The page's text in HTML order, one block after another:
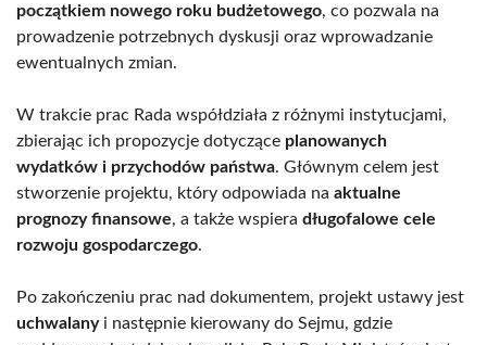
początkiem nowego roku budżetowego, co pozwala na
prowadzenie potrzebnych dyskusji oraz wprowadzanie
ewentualnych zmian.
W trakcie prac Rada współdziała z różnymi instytucjami,
zbierając ich propozycje dotyczące planowanych
wydatków i przychodów państwa. Głównym celem jest
stworzenie projektu, który odpowiada na aktualne
prognozy finansowe, a także wspiera długofalowe cele
rozwoju gospodarczego.
Po zakończeniu prac nad dokumentem, projekt ustawy jest
uchwalanyi następnie kierowany do Sejmu, gdzie